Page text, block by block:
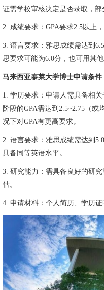
证需学校审核决定是否录取，部
2. 成绩要求：GPA要求2.5以上
3. 语言要求：雅思成绩需达到
思要求可能为6.0分，也可用其
马来西亚泰莱大学博士申请条件
1. 学历要求：申请人需具备相
阶段的GPA需达到2.5~2.75（
况下对GPA有更高要求。
2. 语言要求：雅思成绩需达到
具备同等英语水平。
3. 研究能力：需具备良好的研
估。
4. 申请材料：个人简历、学历证